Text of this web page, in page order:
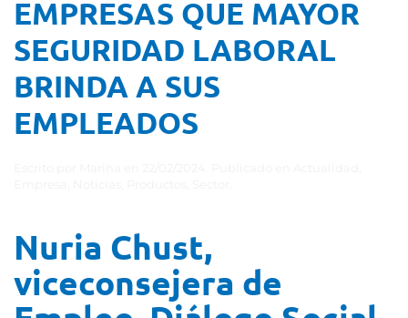
EMPRESAS QUE MAYOR
SEGURIDAD LABORAL
BRINDA A SUS
EMPLEADOS
Nuria Chust,
viceconsejera de